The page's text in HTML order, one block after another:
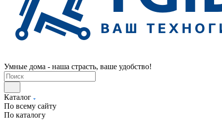
Умные дома - наша страсть, ваше удобство!
Каталог
По всему сайту
По каталогу